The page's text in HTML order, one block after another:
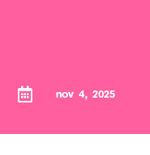
 nov 4, 2025